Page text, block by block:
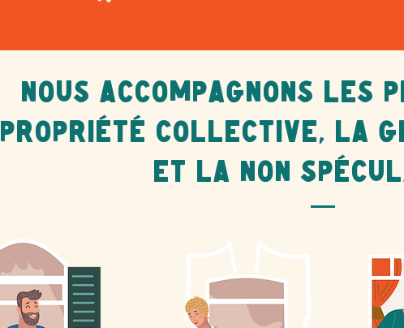
nous accompagnons
propriété collective, la
et la non